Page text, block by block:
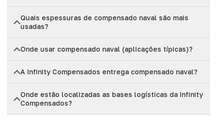
Quais espessuras de compensado naval são mais
usadas?
Onde usar compensado naval (aplicações típicas)?
A Infinity Compensados entrega compensado naval?
Onde estão localizadas as bases logísticas da Infinity
Compensados?